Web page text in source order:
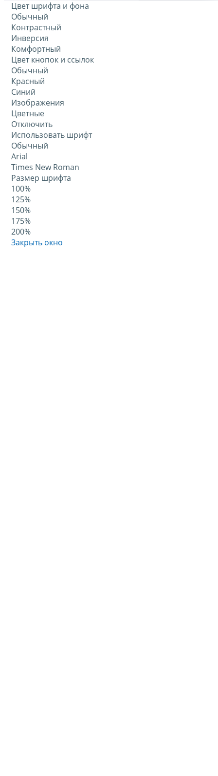
Цвет шрифта и фона
Обычный
Контрастный
Инверсия
Комфортный
Цвет кнопок и ссылок
Обычный
Красный
Синий
Изображения
Цветные
Отключить
Использовать шрифт
Обычный
Arial
Times New Roman
Размер шрифта
100%
125%
150%
175%
200%
Закрыть окно